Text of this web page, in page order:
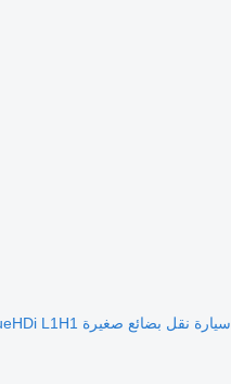
سيارة نقل بضائع صغيرة Citroen Jumper 28 2.0 BlueHDi L1H1